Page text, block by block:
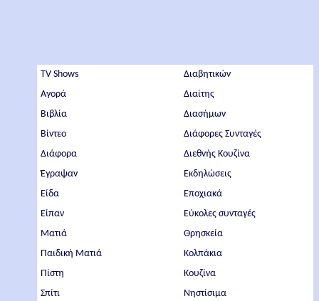
TV Shows
Αγορά
Βιβλία
Βίντεο
Διάφορα
Έγραψαν
Είδα
Είπαν
Ματιά
Παιδική Ματιά
Πίστη
Σπίτι
Διαβητικών
Διαίτης
Διασήμων
Διάφορες Συνταγές
Διεθνής Κουζίνα
Εκδηλώσεις
Εποχιακά
Εύκολες συνταγές
Θρησκεία
Κολπάκια
Κουζίνα
Νηστίσιμα